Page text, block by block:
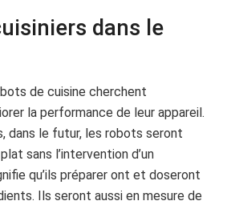
dans le
de cuisine cherchent
la performance de leur appareil.
dans le futur, les robots seront
sans l’intervention d’un
qu’ils préparer ont et doseront
Ils seront aussi en mesure de